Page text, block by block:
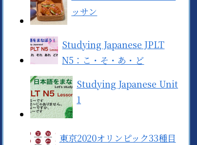
ッサン
Studying Japanese JPLT
N5：こ・そ・あ・ど
Studying Japanese Unit
1
東京2020オリンピック33種目